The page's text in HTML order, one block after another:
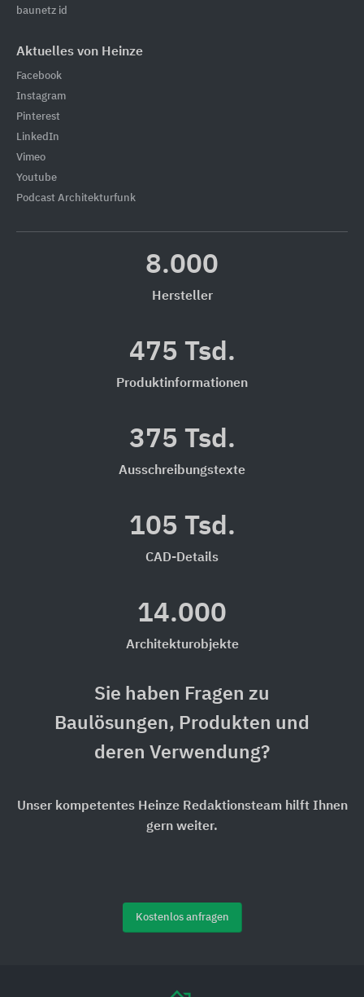
baunetz id
Aktuelles von Heinze
Facebook
Instagram
Pinterest
LinkedIn
Vimeo
Youtube
Podcast Architekturfunk
8.000
Hersteller
475 Tsd.
Produktinformationen
375 Tsd.
Ausschreibungstexte
105 Tsd.
CAD-Details
14.000
Architekturobjekte
Sie haben Fragen zu
Baulösungen, Produkten und
deren Verwendung?
Unser kompetentes Heinze Redaktionsteam hilft Ihnen
gern weiter.
Kostenlos anfragen